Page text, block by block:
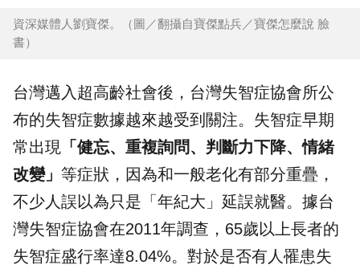
資深媒體人劉寶傑。（圖／翻攝自寶傑點兵／寶傑怎麼說 臉
書）
台灣邁入超高齡社會後，台灣失智症協會所公
布的失智症數據越來越受到關注。失智症早期
常出現 「健忘、重複詢問、判斷力下降、情緒
改變」 等症狀，因為和一般老化有部分重疊，
不少人誤以為只是「年紀大」延誤就醫。據台
灣失智症協會在2011年調查，65歲以上長者的
失智症盛行率達8.04%。對於是否有人罹患失